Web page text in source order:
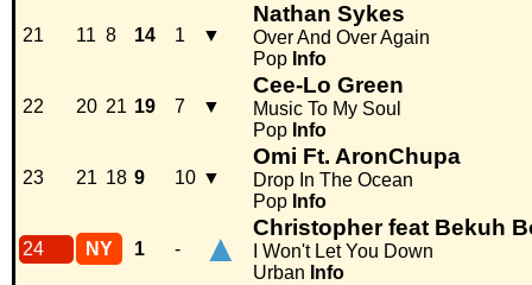
21 11 8 14 1 ▼
Nathan Sykes
Over And Over Again
Pop Info
22 20 21 19 7 ▼
Cee-Lo Green
Music To My Soul
Pop Info
23 21 18 9 10 ▼
Omi Ft. AronChupa
Drop In The Ocean
Pop Info
24 NY 1 - ▲ Christopher feat Bekuh
I Won't Let You Down
Urban Info